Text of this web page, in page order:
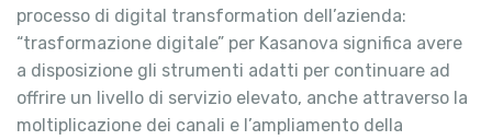
processo di digital transformation dell’azienda:
“trasformazione digitale” per Kasanova significa avere
a disposizione gli strumenti adatti per continuare ad
offrire un livello di servizio elevato, anche attraverso la
moltiplicazione dei canali e l’ampliamento della